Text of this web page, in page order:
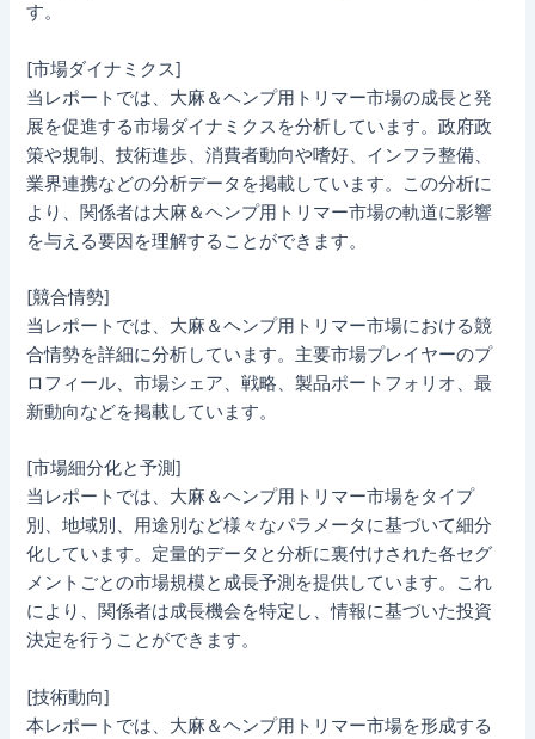
す。
[市場ダイナミクス]
当レポートでは、大麻＆ヘンプ用トリマー市場の成長と発
展を促進する市場ダイナミクスを分析しています。政府政
策や規制、技術進歩、消費者動向や嗜好、インフラ整備、
業界連携などの分析データを掲載しています。この分析に
より、関係者は大麻＆ヘンプ用トリマー市場の軌道に影響
を与える要因を理解することができます。
[競合情勢]
当レポートでは、大麻＆ヘンプ用トリマー市場における競
合情勢を詳細に分析しています。主要市場プレイヤーのプ
ロフィール、市場シェア、戦略、製品ポートフォリオ、最
新動向などを掲載しています。
[市場細分化と予測]
当レポートでは、大麻＆ヘンプ用トリマー市場をタイプ
別、地域別、用途別など様々なパラメータに基づいて細分
化しています。定量的データと分析に裏付けされた各セグ
メントごとの市場規模と成長予測を提供しています。これ
により、関係者は成長機会を特定し、情報に基づいた投資
決定を行うことができます。
[技術動向]
本レポートでは、大麻＆ヘンプ用トリマー市場を形成する